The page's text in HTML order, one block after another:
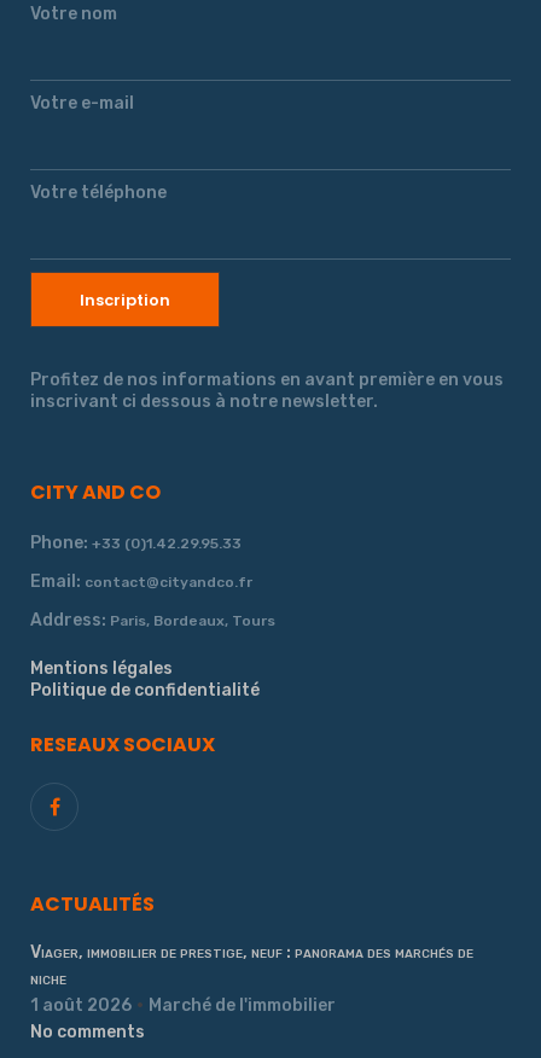
Votre nom
Votre e-mail
Votre téléphone
Profitez de nos informations en avant première en vous
inscrivant ci dessous à notre newsletter.
CITY AND CO
Phone: +33 (0)1.42.29.95.33
Email: contact@cityandco.fr
Address: Paris, Bordeaux, Tours
Mentions légales
Politique de confidentialité
RESEAUX SOCIAUX
ACTUALITÉS
Viager, immobilier de prestige, neuf : panorama des marchés de
niche
1 août 2026
Marché de l'immobilier
No comments